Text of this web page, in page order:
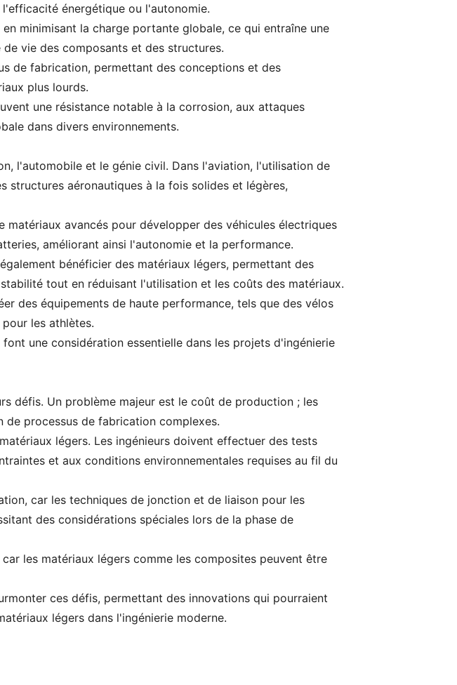
énergétique ou l'autonomie.
minimisant la charge portante globale, ce qui entraîne une
vie des composants et des structures.
de fabrication, permettant des conceptions et des
plus lourds.
une résistance notable à la corrosion, aux attaques
dans divers environnements.
l'automobile et le génie civil. Dans l'aviation, l'utilisation de
aéronautiques à la fois solides et légères,
avancés pour développer des véhicules électriques
améliorant ainsi l'autonomie et la performance.
bénéficier des matériaux légers, permettant des
tout en réduisant l'utilisation et les coûts des matériaux.
des équipements de haute performance, tels que des vélos
les athlètes.
une considération essentielle dans les projets d'ingénierie
défis. Un problème majeur est le coût de production ; les
de processus de fabrication complexes.
légers. Les ingénieurs doivent effectuer des tests
et aux conditions environnementales requises au fil du
car les techniques de jonction et de liaison pour les
des considérations spéciales lors de la phase de
les matériaux légers comme les composites peuvent être
ces défis, permettant des innovations qui pourraient
légers dans l'ingénierie moderne.